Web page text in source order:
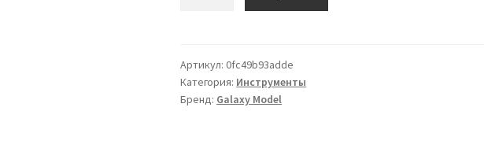
нелипкая
наждачная
бумага
Артикул:0fc49b93adde
Категория: Инструменты
Бренд: Galaxy Model